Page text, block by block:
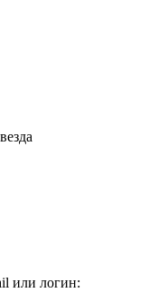
или логин: